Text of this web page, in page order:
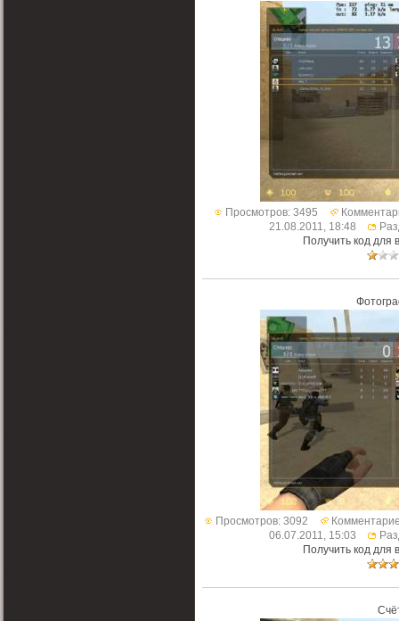
Просмотров: 3495
21.08.2011, 18:48
Получить код для
Просмотров: 3092
06.07.2011, 15:03
Получить код для